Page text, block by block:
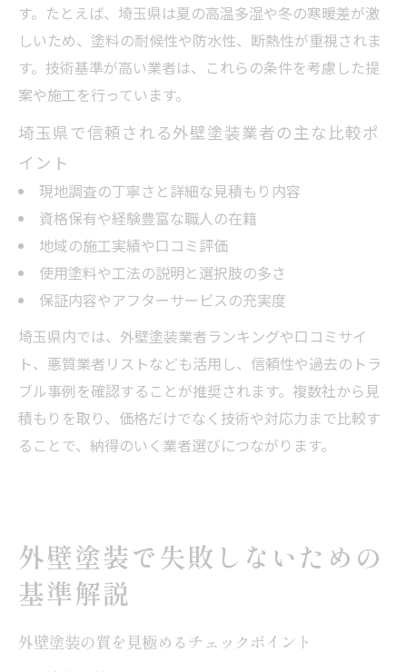
す。たとえば、埼玉県は夏の高温多湿や冬の寒暖差が激
しいため、塗料の耐候性や防水性、断熱性が重視されま
す。技術基準が高い業者は、これらの条件を考慮した提
案や施工を行っています。
埼玉県で信頼される外壁塗装業者の主な比較ポ
イント
現地調査の丁寧さと詳細な見積もり内容
資格保有や経験豊富な職人の在籍
地域の施工実績や口コミ評価
使用塗料や工法の説明と選択肢の多さ
保証内容やアフターサービスの充実度
埼玉県内では、外壁塗装業者ランキングや口コミサイ
ト、悪質業者リストなども活用し、信頼性や過去のトラ
ブル事例を確認することが推奨されます。複数社から見
積もりを取り、価格だけでなく技術や対応力まで比較す
ることで、納得のいく業者選びにつながります。
外壁塗装で失敗しないための
基準解説
外壁塗装の質を見極めるチェックポイント